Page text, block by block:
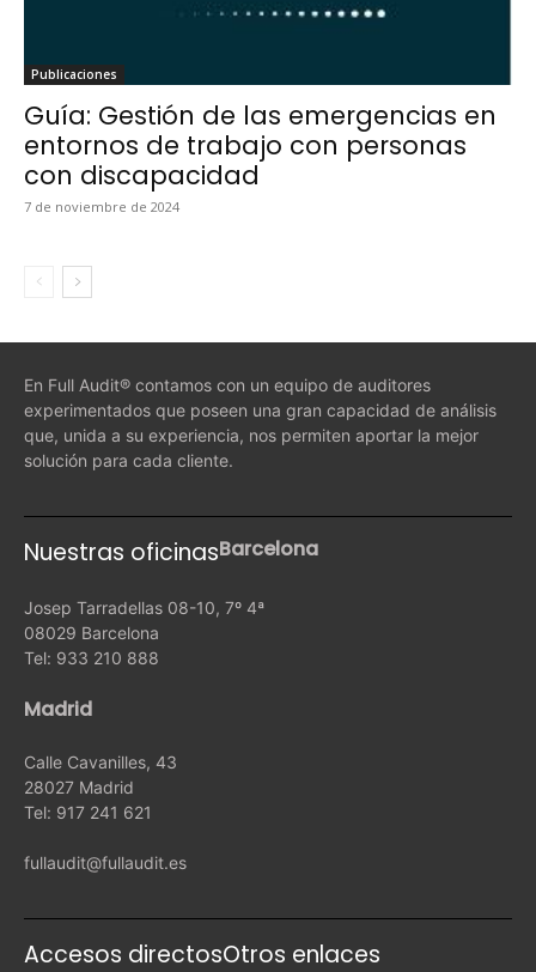
Pub­li­ca­ciones
Guía: Gestión de las emergencias en
entornos de trabajo con personas
con discapacidad
7 de noviem­bre de 2024
En Full Audit® contamos con un equipo de auditores
experimentados que poseen una gran capacidad de análisis
que, unida a su experiencia, nos permiten aportar la mejor
solución para cada cliente.
Nuestras oficinasBarcelona
Josep Tarradellas 08-10, 7º 4ª
08029 Barcelona
Tel: 933 210 888
Madrid
Calle Cavanilles, 43
28027 Madrid
Tel: 917 241 621
fullaudit@fullaudit.es
Accesos directosOtros enlaces